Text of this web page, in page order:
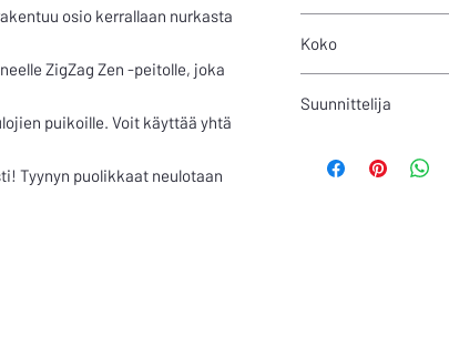
osio kerrallaan nurkasta
ZigZag Zen -peitolle, joka
puikoille. Voit käyttää yhtä
Tyynyn puolikkaat neulotaan
Koko
Suunnittelija